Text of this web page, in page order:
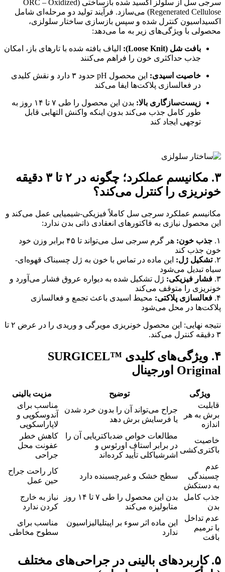
سرجی سل از سلولز اکسید شده بازساختی (ORC – Oxidized
Regenerated Cellulose) می‌سازد. فرآیند تولید دو مرحله‌ای شامل
اکسیداسیون کنترل شده و سپس بازسازی ساختار سلولزی،
محصولی با ویژگی‌های زیر به ما می‌دهد:
بافت شل (Loose Knit):
الیاف بافته شده با تارهای باز، امکان
جذب حداکثری خون را فراهم می‌کنند
خاصیت اسیدی:
این محصول pH حدود ۳ دارد و نقش کلیدی
در فعالسازی پلاکت‌ها ایفا می‌کند
زیست‌سازگاری بالا:
بدن این محصول را طی ۷ تا ۱۴ روز به
طور کامل جذب می‌کند بدون اینکه واکنش التهابی قابل
توجهی ایجاد کند
۳. مکانیسم عملکرد؛ چگونه در ۲ تا ۳ دقیقه
خونریزی را کنترل می‌کند؟
مکانیسم عملکرد سرجی سل کاملاً فیزیکی-شیمیایی عمل می‌کند و
این محصول نیازی به فاکتورهای انعقادی ذاتی بدن ندارد:
۱. جذب خون:
هر گرم سرجی سل می‌تواند تا ۴۵ برابر وزن خود
خون جذب کند
۲. تشکیل ژل: این ماده در تماس با خون به ژل چسبناک قهوه‌ای-
سیاه تبدیل می‌شود
۳. فشار فیزیکی: ژل تشکیل شده به دیواره عروق فشار می‌آورد و
خونریزی را متوقف می‌کند
۴. فعالسازی پلاکتی: محیط اسیدی باعث تجمع و فعالسازی
پلاکت‌ها در محل می‌شود
نتیجه نهایی: این محصول خونریزی مویرگی و وریدی را در عرض ۲ تا
۳ دقیقه کنترل می‌کند.
۴. ویژگی‌های کلیدی SURGICEL™
Original اورجینال
ویژگی توضیح
مزیت بالینی
قابلیت
برش به هر
اندازه
جراح می‌تواند آن را بدون خرد شدن
یا فرسایش برش دهد
مناسب برای
آندوسکوپی و
لاپاراسکوپی
خاصیت
باکتری‌کشی
مطالعات خواص ضدباکتریایی آن را
در برابر استاف اورئوس و
اشرشیاکلی تأیید کرده‌اند
کاهش خطر
عفونت محل
جراحی
عدم
چسبندگی
به دستکش
سطح خشک و غیرچسبنده دارد
کار راحت جراح
حین عمل
جذب کامل
بدن
بدن این محصول را طی ۷ تا ۱۴ روز
متابولیزه می‌کند
نیاز به خارج
کردن ندارد
عدم تداخل
با ترمیم
بافت
این ماده اثر سوء بر اپیتلیالیزاسیون
ندارد
مناسب برای
سطوح مخاطی
۵. کاربردهای بالینی در جراحی‌های مختلف